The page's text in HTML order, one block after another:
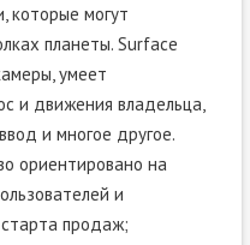
которые могут
планеты. Surface
умеет
и движения владельца,
и многое другое.
ориентировано на
и
продаж;